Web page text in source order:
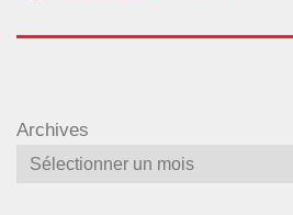
Archives